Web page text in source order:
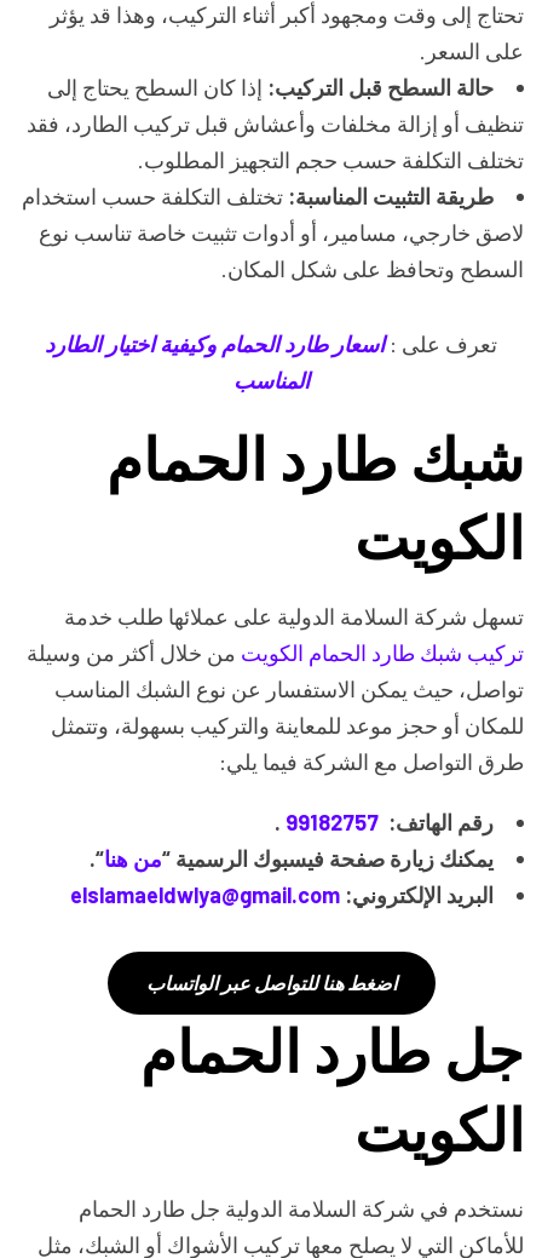
تحتاج إلى وقت ومجهود أكبر أثناء التركيب، وهذا قد يؤثر
على السعر.
حالة السطح قبل التركيب: إذا كان السطح يحتاج إلى
تنظيف أو إزالة مخلفات وأعشاش قبل تركيب الطارد، فقد
تختلف التكلفة حسب حجم التجهيز المطلوب.
طريقة التثبيت المناسبة: تختلف التكلفة حسب استخدام
لاصق خارجي، مسامير، أو أدوات تثبيت خاصة تناسب نوع
السطح وتحافظ على شكل المكان.
تعرف على :اسعار طارد الحمام وكيفية اختيار الطارد
المناسب
شبك طارد الحمام
الكويت
تسهل شركة السلامة الدولية على عملائها طلب خدمة
تركيب شبك طارد الحمام الكويت من خلال أكثر من وسيلة
تواصل، حيث يمكن الاستفسار عن نوع الشبك المناسب
للمكان أو حجز موعد للمعاينة والتركيب بسهولة، وتتمثل
طرق التواصل مع الشركة فيما يلي:
رقم الهاتف: 99182757
.
يمكنك زيارة صفحة فيسبوك الرسمية “من هنا“.
البريد الإلكتروني: elslamaeldwlya@gmail.com
اضغط هنا للتواصل عبر الواتساب
جل طارد الحمام
الكويت
نستخدم في شركة السلامة الدولية جل طارد الحمام
للأماكن التي لا يصلح معها تركيب الأشواك أو الشبك، مثل